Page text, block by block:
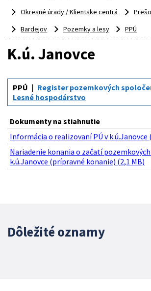
Okresné úrady / Klientske centrá
Bardejov
Pozemky a lesy PPÚ
K.ú. Janovce
PPÚ
Register pozemkových
Lesné hospodárstvo
Dokumenty na stiahnutie
Informácia o realizovaní PÚ v k.ú.Janovce
Nariadenie konania o začatí
k.ú.Janovce (prípravné konanie) (2,1 MB)
Dôležité oznamy